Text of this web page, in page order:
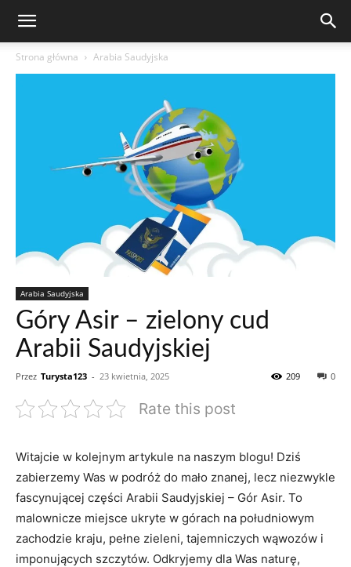
Strona główna Arabia Saudyjska
Arabia Saudyjska
Góry Asir – zielony cud
Arabii Saudyjskiej
Przez Turysta123 - 23 kwietnia, 2025 0
209
Rate this post
Witajcie ⁤w kolejnym artykule na naszym blogu! Dziś
⁣zabierzemy Was⁤ w podróż do mało ‍znanej, ‍lecz niezwykle
fascynującej części Arabii Saudyjskiej – Gór Asir. To
malownicze miejsce ukryte w górach na południowym‍
zachodzie kraju, pełne zieleni, tajemniczych wąwozów i
imponujących szczytów. Odkryjemy‍ dla Was‍ naturę,